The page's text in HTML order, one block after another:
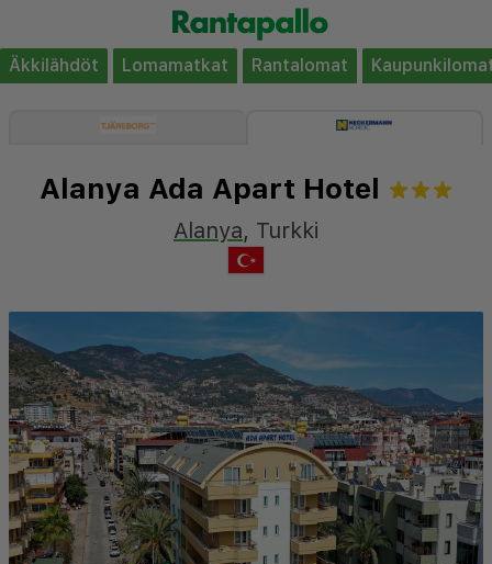
Äkkilähdöt Lomamatkat Rantalomat
Alanya Ada Apart Hotel
Alanya, Turkki